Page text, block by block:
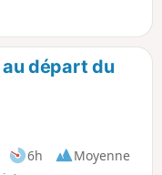
départ du
6h
Moyenne